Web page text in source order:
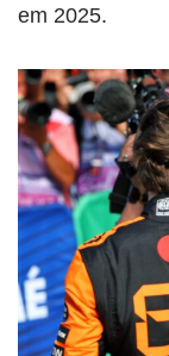
em 2025.